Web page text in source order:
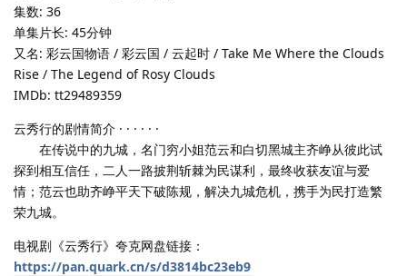
集数: 36
单集片长: 45分钟
又名: 彩云国物语 / 彩云国 / 云起时 / Take Me Where the Clouds
Rise / The Legend of Rosy Clouds
IMDb: tt29489359
云秀行的剧情简介 · · · · · ·
在传说中的九城，名门穷小姐范云和白切黑城主齐峥从彼此试
探到相互信任，二人一路披荆斩棘为民谋利，最终收获友谊与爱
情；范云也助齐峥平天下破陈规，解决九城危机，携手为民打造繁
荣九城。
电视剧《云秀行》夸克网盘链接：
https://pan.quark.cn/s/d3814bc23eb9